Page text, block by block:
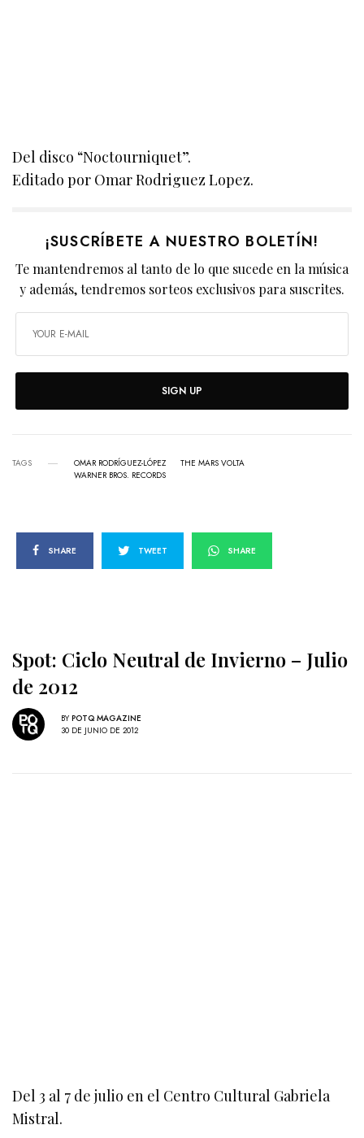
Del disco “Noctourniquet”.
Editado por Omar Rodriguez Lopez.
¡SUSCRÍBETE A NUESTRO BOLETÍN!
Te mantendremos al tanto de lo que sucede en la música
y además, tendremos sorteos exclusivos para suscrites.
SIGN UP
TAGS OMAR RODRÍGUEZ-LÓPEZ
THE MARS VOLTA
WARNER BROS. RECORDS
SHARE TWEET SHARE
Spot: Ciclo Neutral de Invierno – Julio
de 2012
BY POTQ MAGAZINE
30 DE JUNIO DE 2012
Del 3 al 7 de julio en el Centro Cultural Gabriela
Mistral.